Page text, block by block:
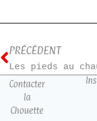
PRÉCÉDENT
Les pieds au
Contacter
la
Chouette